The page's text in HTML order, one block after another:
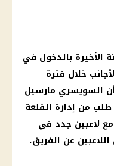
الأخيرة بالدخول في
خلال فترة
أن السويسري مارسيل
طلب من إدارة القلعة
مع لاعبين جدد في
عن الفريق،